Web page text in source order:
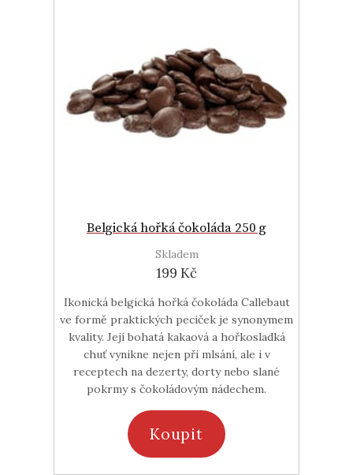
Belgická hořká čokoláda 250 g
Skladem
199 Kč
Ikonická belgická hořká čokoláda Callebaut
ve formě praktických peciček je synonymem
kvality. Její bohatá kakaová a hořkosladká
chuť vynikne nejen při mlsání, ale i v
receptech na dezerty, dorty nebo slané
pokrmy s čokoládovým nádechem.
Koupit